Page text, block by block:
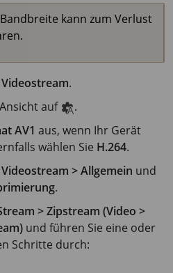
kann zum Verlust
.
auf
.
AV1 aus, wenn Ihr Gerät
wählen Sie H.264.
> Allgemein und
.
> Zipstream (Video >
und führen Sie eine oder
Schritte durch: